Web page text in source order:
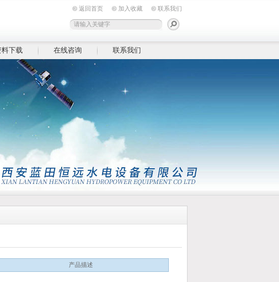
返回首页 加入收藏 联系我们
料下载 在线咨询 联系我们
产品描述